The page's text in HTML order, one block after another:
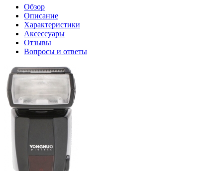
Обзор
Описание
Характеристики
Аксессуары
Отзывы
Вопросы и ответы